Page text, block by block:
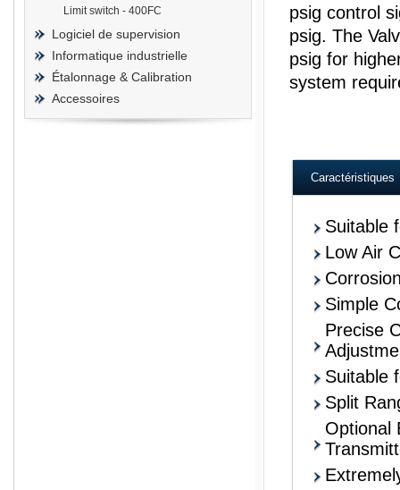
Limit switch - 400FC
Logiciel de supervision
Informatique industrielle
Étalonnage & Calibration
Accessoires
psig control
psig. The
psig for
system
Caractéristiques
Suitable
Low Air
Simple
Precise
Suitable
Split
Optional